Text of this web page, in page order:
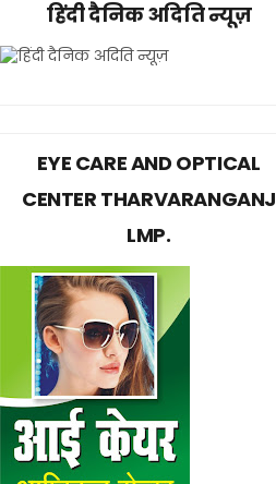
हिंदी दैनिक अदिति न्यूज़
EYE CARE AND OPTICAL
CENTER THARVARANGANJ
LMP.